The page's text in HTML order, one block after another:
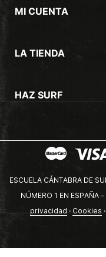
MI CUENTA
LA TIENDA
HAZ SURF
ESCUELA CÁNTABRA DE
NÚMERO 1 EN ESPAÑA
privacidad · Cookies ·